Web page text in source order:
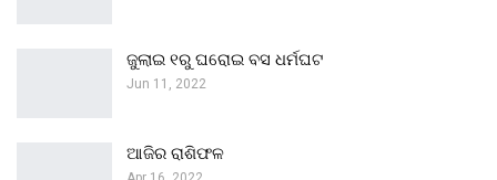
ଜୁଲାଇ ୧ରୁ ଘରୋଇ ବସ ଧର୍ମଘଟ
Jun 11, 2022
ଆଜିର ରାଶିଫଳ